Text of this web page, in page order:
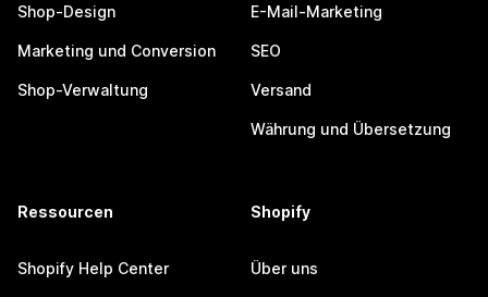
Shop-Design
Marketing und Conversion
Shop-Verwaltung
E-Mail-Marketing
SEO
Versand
Währung und Übersetzung
Ressourcen
Shopify Help Center
Shopify
Über uns